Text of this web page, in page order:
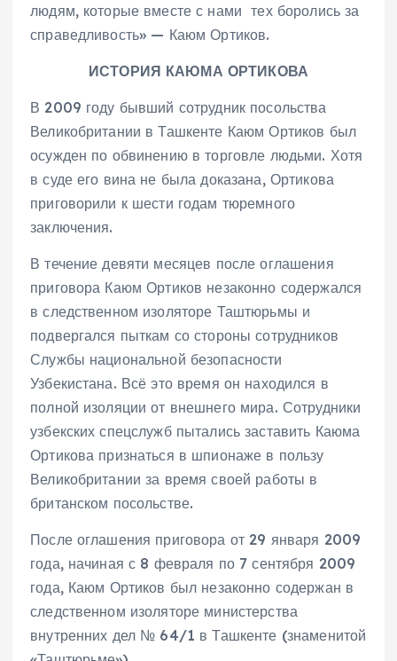
людям, которые вместе с нами тех боролись за
справедливость» — Каюм Ортиков.
ИСТОРИЯ КАЮМА ОРТИКОВА
В 2009 году бывший сотрудник посольства
Великобритании в Ташкенте Каюм Ортиков был
осужден по обвинению в торговле людьми. Хотя
в суде его вина не была доказана, Ортикова
приговорили к шести годам тюремного
заключения.
В течение девяти месяцев после оглашения
приговора Каюм Ортиков незаконно содержался
в следственном изоляторе Таштюрьмы и
подвергался пыткам со стороны сотрудников
Службы национальной безопасности
Узбекистана. Всё это время он находился в
полной изоляции от внешнего мира. Сотрудники
узбекских спецслужб пытались заставить Каюма
Ортикова признаться в шпионаже в пользу
Великобритании за время своей работы в
британском посольстве.
После оглашения приговора от 29 января 2009
года, начиная с 8 февраля по 7 сентября 2009
года, Каюм Ортиков был незаконно содержан в
следственном изоляторе министерства
внутренних дел № 64/1 в Ташкенте (знаменитой